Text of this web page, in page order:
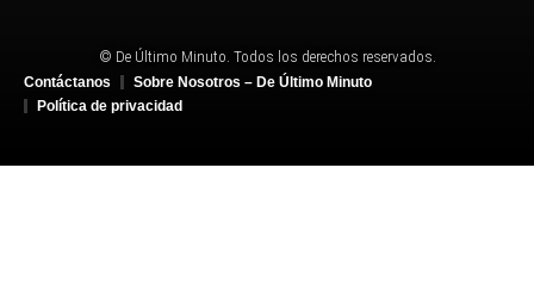
© De Último Minuto. Todos los derechos reservados.
Contáctanos
Sobre Nosotros – De Último Minuto
Política de privacidad